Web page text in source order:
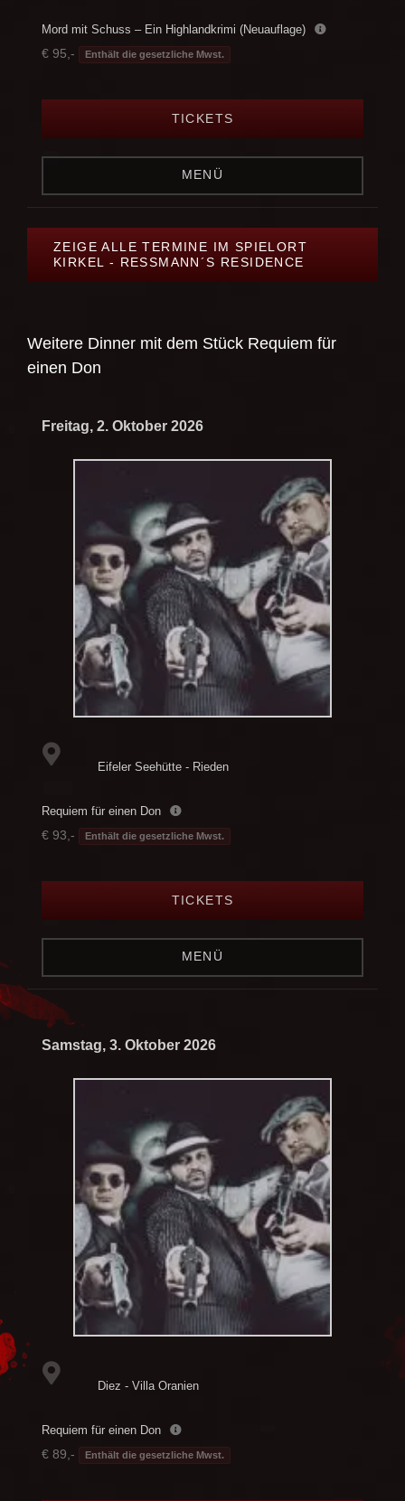
Mord mit Schuss – Ein Highlandkrimi (Neuauflage)
€ 95,- Enthält die gesetzliche Mwst.
TICKETS
MENÜ
ZEIGE ALLE TERMINE IM SPIELORT
KIRKEL - RESSMANN´S RESIDENCE
Weitere Dinner mit dem Stück Requiem für
einen Don
Freitag, 2. Oktober 2026
Eifeler Seehütte - Rieden
Requiem für einen Don
€ 93,- Enthält die gesetzliche Mwst.
TICKETS
MENÜ
Samstag, 3. Oktober 2026
Diez - Villa Oranien
Requiem für einen Don
€ 89,- Enthält die gesetzliche Mwst.